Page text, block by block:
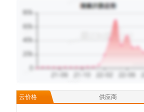
云价格 供应商